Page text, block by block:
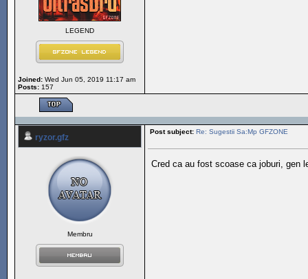
LEGEND
Joined: Wed Jun 05, 2019 11:17 am
Posts: 157
ryzor.gfz
Post subject: Re: Sugestii Sa:Mp GFZONE
Membru
Cred ca au fost scoase ca joburi, gen